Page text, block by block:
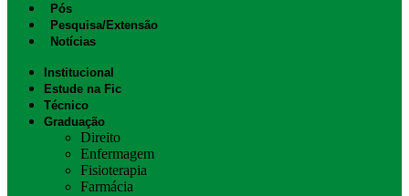
Pós
Pesquisa/Extensão
Notícias
Institucional
Estude na Fic
Técnico
Graduação
Direito
Enfermagem
Fisioterapia
Farmácia